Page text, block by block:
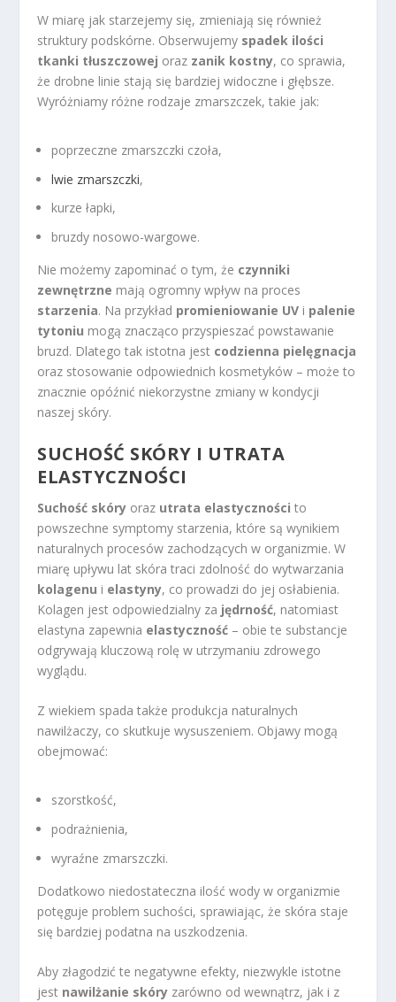
W miarę jak starzejemy się, zmieniają się również
struktury podskórne. Obserwujemy spadek ilości
tkanki tłuszczowej oraz zanik kostny, co sprawia,
że drobne linie stają się bardziej widoczne i głębsze.
Wyróżniamy różne rodzaje zmarszczek, takie jak:
poprzeczne zmarszczki czoła,
lwie zmarszczki,
kurze łapki,
bruzdy nosowo-wargowe.
Nie możemy zapominać o tym, że czynniki
zewnętrzne mają ogromny wpływ na proces
starzenia. Na przykład promieniowanie UV i palenie
tytoniu mogą znacząco przyspieszać powstawanie
bruzd. Dlatego tak istotna jest codzienna pielęgnacja
oraz stosowanie odpowiednich kosmetyków – może to
znacznie opóźnić niekorzystne zmiany w kondycji
naszej skóry.
SUCHOŚĆ SKÓRY I UTRATA
ELASTYCZNOŚCI
Suchość skóry oraz utrata elastyczności to
powszechne symptomy starzenia, które są wynikiem
naturalnych procesów zachodzących w organizmie. W
miarę upływu lat skóra traci zdolność do wytwarzania
kolagenu i elastyny, co prowadzi do jej osłabienia.
Kolagen jest odpowiedzialny za jędrność, natomiast
elastyna zapewnia elastyczność – obie te substancje
odgrywają kluczową rolę w utrzymaniu zdrowego
wyglądu.
Z wiekiem spada także produkcja naturalnych
nawilżaczy, co skutkuje wysuszeniem. Objawy mogą
obejmować:
szorstkość,
podrażnienia,
wyraźne zmarszczki.
Dodatkowo niedostateczna ilość wody w organizmie
potęguje problem suchości, sprawiając, że skóra staje
się bardziej podatna na uszkodzenia.
Aby złagodzić te negatywne efekty, niezwykle istotne
jest nawilżanie skóry zarówno od wewnątrz, jak i z